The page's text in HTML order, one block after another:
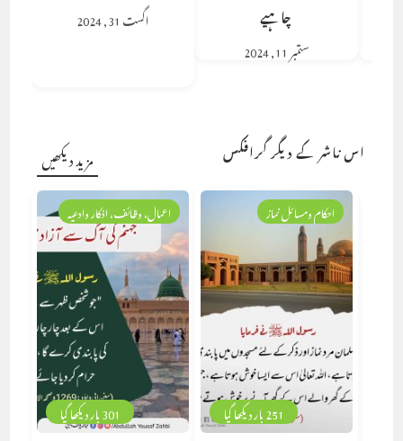
چاہیے
ستمبر 11, 2024
اگست 31, 2024
اس ناشر کے دیگر گرافکس مزید دیکھیں
301 بار دیکھا گیا
اعمال، وظائف، اذکار وادعیہ
251 بار دیکھا گیا
احکام ومسائل نماز